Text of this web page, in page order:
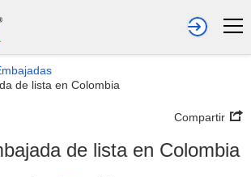
de lista en Colombia
Compartir
de lista en Colombia